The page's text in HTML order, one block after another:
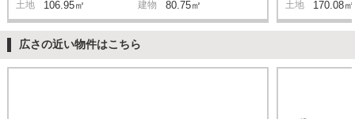
土地 106.95㎡ 建物 80.75㎡ 土地 170.08㎡
広さの近い物件はこちら